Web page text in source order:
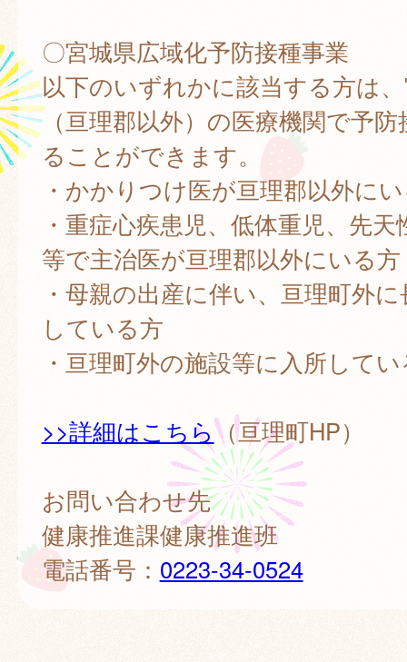
〇宮城県広域化予防接種事業
以下のいずれかに該当する方は
（亘理郡以外）の医療機関で予
ることができます。
・かかりつけ医が亘理郡以外に
・重症心疾患児、低体重児、先
等で主治医が亘理郡以外にいる方
・母親の出産に伴い、亘理町外
している方
・亘理町外の施設等に入所して
>>詳細はこちら（亘理町HP）
お問い合わせ先
健康推進課健康推進班
電話番号： 0223-34-0524